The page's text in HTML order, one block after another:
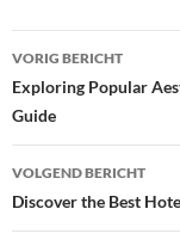
Bericht
navigatie
VORIG BERICHT
Exploring Popular
Guide
VOLGEND BERICHT
Discover the Best